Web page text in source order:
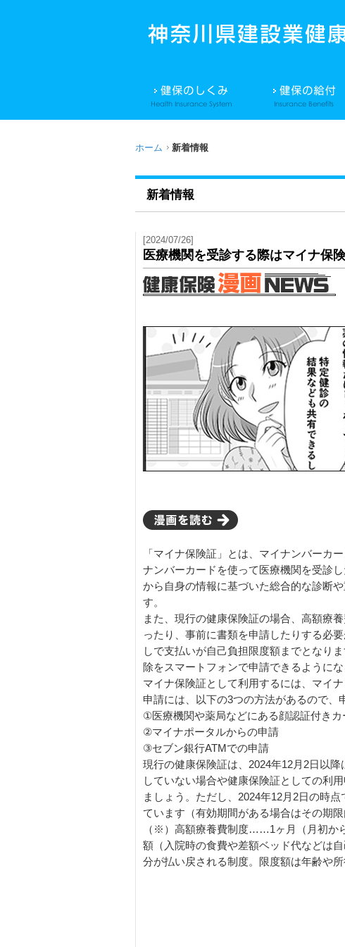
ホーム 新着情報
新着情報
[2024/07/26]
医療機関を受診する際はマイナ保
「マイナ保険証」とは、マイナンバーカ
ナンバーカードを使って医療機関を受診
から自身の情報に基づいた総合的な診断
す。
また、現行の健康保険証の場合、高額療
ったり、事前に書類を申請したりする必
しで支払いが自己負担限度額までとなり
除をスマートフォンで申請できるように
マイナ保険証として利用するには、マイ
申請には、以下の3つの方法があるので、
①医療機関や薬局などにある顔認証付き
②マイナポータルからの申請
③セブン銀行ATMでの申請
現行の健康保険証は、2024年12月2日以
していない場合や健康保険証としての利
ましょう。ただし、2024年12月2日の時
ています（有効期間がある場合はその期限
（※）高額療養費制度……1ヶ月（月初か
額（入院時の食費や差額ベッド代などは
分が払い戻される制度。限度額は年齢や所